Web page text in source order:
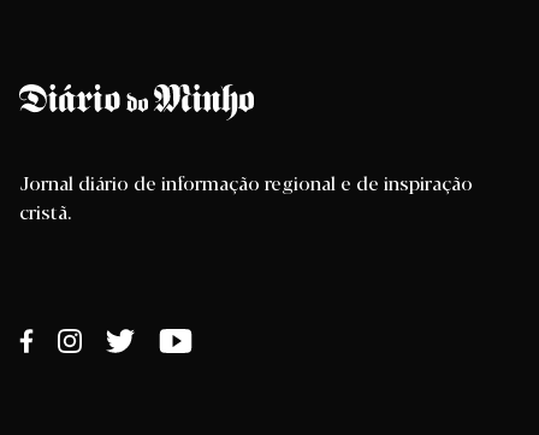
Jornal diário de informação regional e de inspiração
cristã.